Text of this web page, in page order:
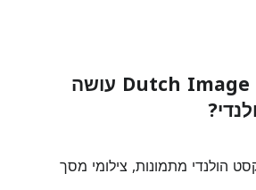
מה Dutch Image OCR עושה
הולנדי מתמונות, צילומי מסך